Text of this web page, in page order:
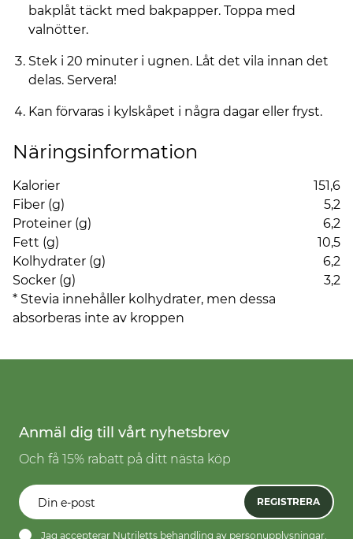
bakplåt täckt med bakpapper. Toppa med
valnötter.
Stek i 20 minuter i ugnen. Låt det vila innan det
delas. Servera!
Kan förvaras i kylskåpet i några dagar eller fryst.
Näringsinformation
Kalorier
151,6
Fiber (g)
5,2
Proteiner (g)
6,2
Fett (g)
10,5
Kolhydrater (g)
6,2
Socker (g)
3,2
* Stevia innehåller kolhydrater, men dessa
absorberas inte av kroppen
Anmäl dig till vårt nyhetsbrev
Och få 15% rabatt på ditt nästa köp
REGISTRERA
Jag accepterar Nutriletts behandling av personupplysningar.